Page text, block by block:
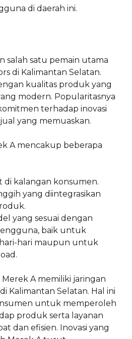
di daerah ini.
salah satu pemain utama
di Kalimantan Selatan.
kualitas produk yang
modern. Popularitasnya
terhadap inovasi
yang memuaskan.
A mencakup beberapa
di kalangan konsumen.
yang diintegrasikan
yang sesuai dengan
baik untuk
hari maupun untuk
A memiliki jaringan
Kalimantan Selatan. Hal ini
untuk memperoleh
produk serta layanan
dan efisien. Inovasi yang